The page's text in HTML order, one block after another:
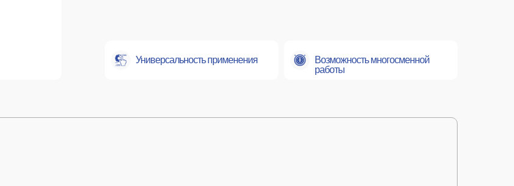
Универсальность применения
Возможность многосменной
работы